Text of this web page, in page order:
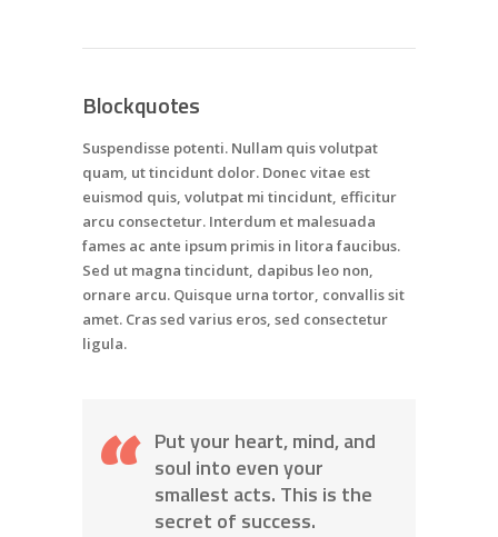
Blockquotes
Suspendisse potenti. Nullam quis volutpat
quam, ut tincidunt dolor. Donec vitae est
euismod quis, volutpat mi tincidunt, efficitur
arcu consectetur. Interdum et malesuada
fames ac ante ipsum primis in litora faucibus.
Sed ut magna tincidunt, dapibus leo non,
ornare arcu. Quisque urna tortor, convallis sit
amet. Cras sed varius eros, sed consectetur
ligula.
Put your heart, mind, and
soul into even your
smallest acts. This is the
secret of success.